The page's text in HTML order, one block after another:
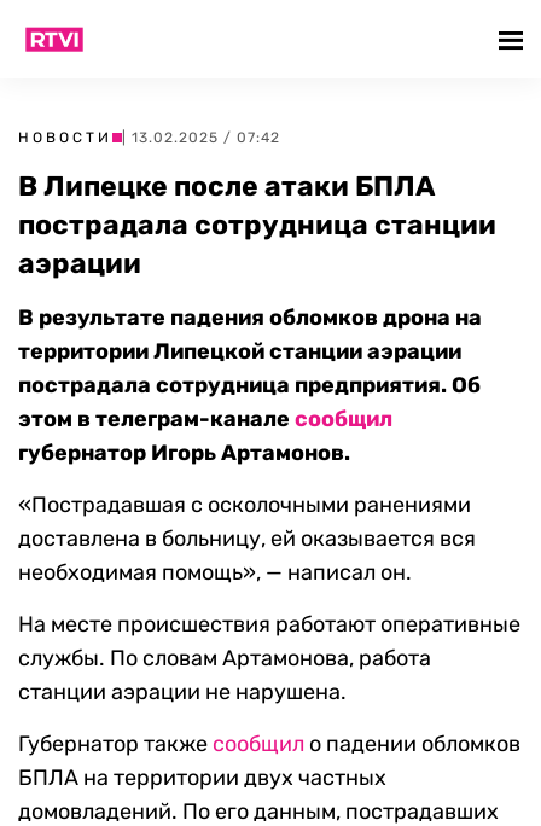
НОВОСТИ | 13.02.2025 / 07:42
В Липецке после атаки БПЛА
пострадала сотрудница станции
аэрации
В результате падения обломков дрона на
территории Липецкой станции аэрации
пострадала сотрудница предприятия. Об
этом в телеграм-канале сообщил
губернатор Игорь Артамонов.
«Пострадавшая с осколочными ранениями
доставлена в больницу, ей оказывается вся
необходимая помощь», — написал он.
На месте происшествия работают оперативные
службы. По словам Артамонова, работа
станции аэрации не нарушена.
Губернатор также сообщил о падении обломков
БПЛА на территории двух частных
домовладений. По его данным, пострадавших